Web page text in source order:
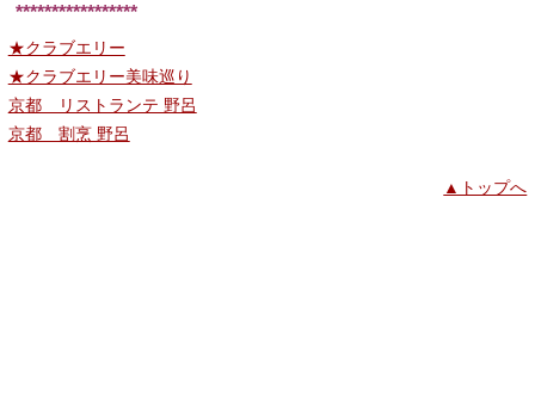
*****************
★クラブエリー
★クラブエリー美味巡り
京都 リストランテ 野呂
京都 割烹 野呂
▲トップへ